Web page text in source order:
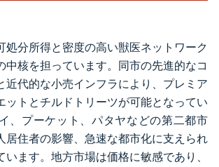
処分所得と密度の高い獣医ネットワーク
中核を担っています。同市の先進的なコ
近代的な小売インフラにより、プレミア
ットとチルドトリーツが可能となってい
、プーケット、パタヤなどの第二都市
居住者の影響、急速な都市化に支えられ
います。地方市場は価格に敏感であり、